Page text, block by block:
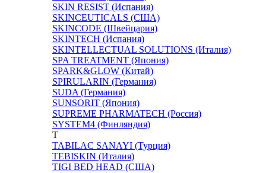
SKIN RESIST (Испания)
SKINCEUTICALS (США)
SKINCODE (Швейцария)
SKINTECH (Испания)
SKINTELLECTUAL SOLUTIONS (Италия)
SPA TREATMENT (Япония)
SPARK&GLOW (Китай)
SPIRULARIN (Германия)
SUDA (Германия)
SUNSORIT (Япония)
SUPREME PHARMATECH (Россия)
SYSTEM4 (Финляндия)
T
TABILAC SANAYI (Турция)
TEBISKIN (Италия)
TIGI BED HEAD (США)